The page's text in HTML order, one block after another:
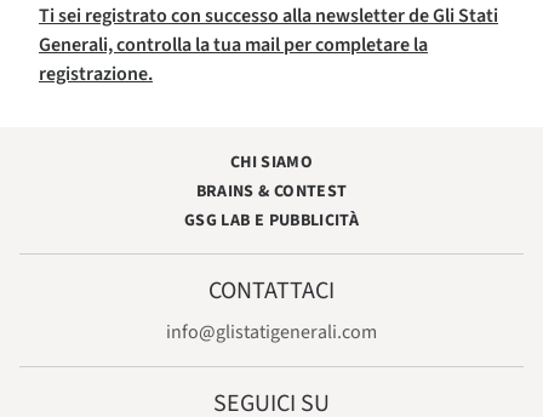
Ti sei registrato con successo alla newsletter de Gli Stati
Generali, controlla la tua mail per completare la
registrazione.
CHI SIAMO
BRAINS & CONTEST
GSG LAB E PUBBLICITÀ
CONTATTACI
info@glistatigenerali.com
SEGUICI SU